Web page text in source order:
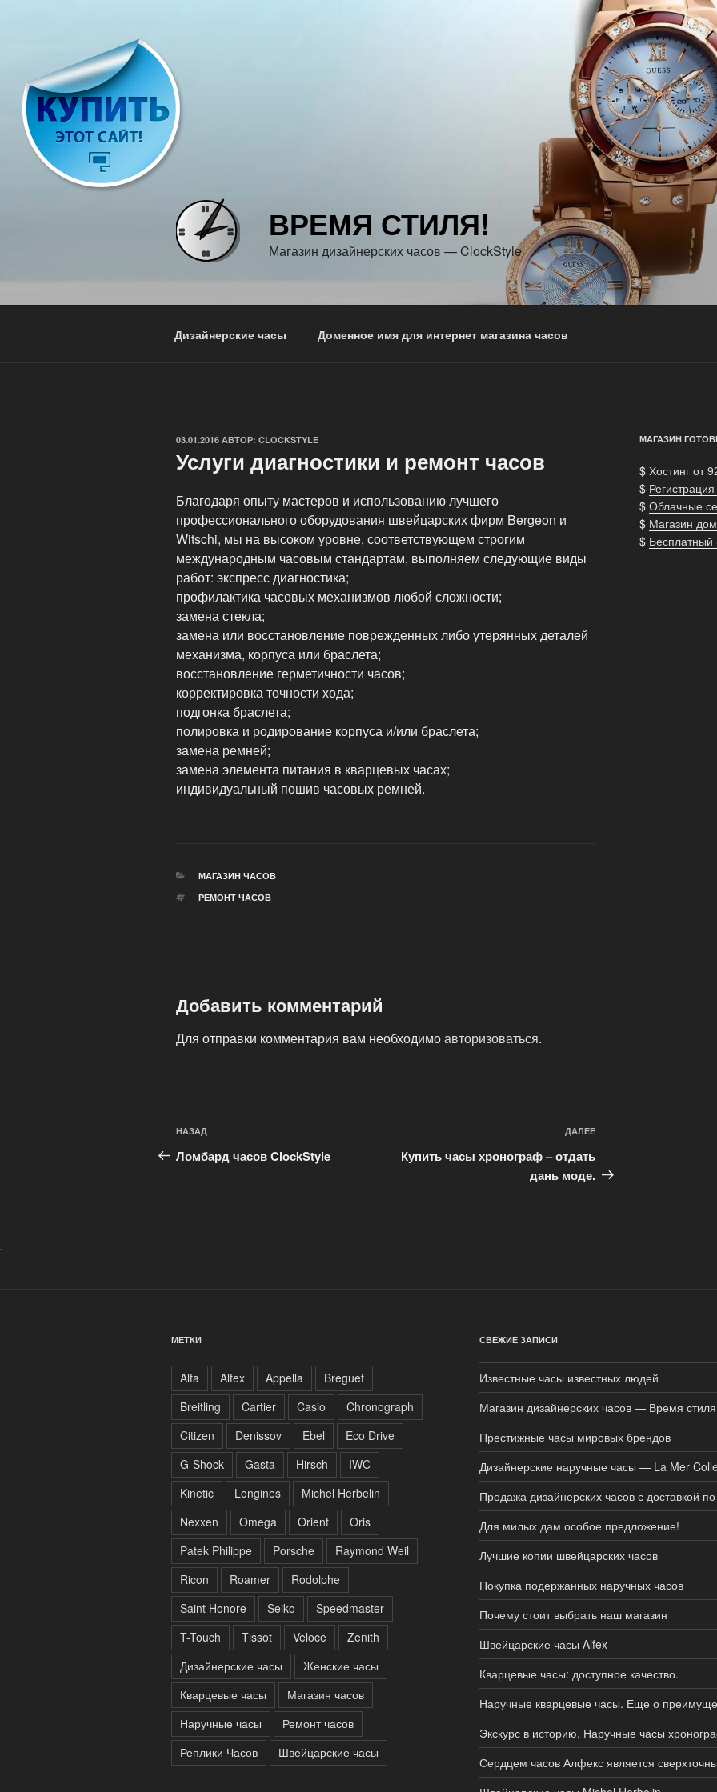
ВРЕМЯ СТИЛЯ!
Магазин дизайнерских часов — ClockStyle
Дизайнерские часы Доменное имя для интернет магазина часов
ОПУБЛИКОВАНО
03.01.2016 АВТОР: CLOCKSTYLE
Услуги диагностики и ремонт часов
Благодаря опыту мастеров и использованию лучшего
профессионального оборудования швейцарских фирм Bergeon и
Witschi, мы на высоком уровне, соответствующем строгим
международным часовым стандартам, выполняем следующие виды
работ: экспресс диагностика;
профилактика часовых механизмов любой сложности;
замена стекла;
замена или восстановление поврежденных либо утерянных деталей
механизма, корпуса или браслета;
восстановление герметичности часов;
корректировка точности хода;
подгонка браслета;
полировка и родирование корпуса и/или браслета;
замена ремней;
замена элемента питания в кварцевых часах;
индивидуальный пошив часовых ремней.
РУБРИКИ
МАГАЗИН ЧАСОВ
МЕТКИ
РЕМОНТ ЧАСОВ
Добавить комментарий
Для отправки комментария вам необходимоавторизоваться.
Навигация
по
Предыдущая
запись:
НАЗАД
Ломбард часов ClockStyle
ДАЛЕЕ
Купить часы хронограф – отдать
дань моде.
МАГАЗИН
$ Хостинг от
$
$ Облачные
$ Магазин
$ Бесплатный
.
МЕТКИ
Alfa Alfex Appella
Breguet
Breitling
Cartier Casio
Chronograph
Citizen
Denissov Ebel
Eco Drive
G-Shock
Gasta Hirsch
IWC
Kinetic
Longines
Michel Herbelin
Nexxen
Omega Orient
Oris
Patek Philippe
Porsche
Raymond Weil
Ricon
Roamer
Rodolphe
Saint Honore
Seiko
Speedmaster
T-Touch
Tissot Veloce
Zenith
Дизайнерские часы
Женские часы
Кварцевые часы
Магазин часов
Наручные часы
Ремонт часов
Реплики Часов
Швейцарские часы
СВЕЖИЕ ЗАПИСИ
Известные часы известных людей
Магазин дизайнерских часов — Время
Престижные часы мировых брендов
Дизайнерские наручные часы — La Mer
Продажа дизайнерских часов с доставкой
Для милых дам особое предложение!
Лучшие копии швейцарских часов
Покупка подержанных наручных часов
Почему стоит выбрать наш магазин
Швейцарские часы Alfex
Кварцевые часы: доступное качество.
Наручные кварцевые часы. Еще о
Экскурс в историю. Наручные часы
Сердцем часов Алфекс является